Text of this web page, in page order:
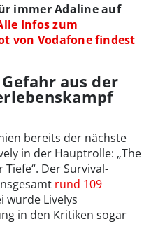
immer Adaline auf
Infos zum
von Vodafone findest
aus der
bereits der nächste
in der Hauptrolle: „The
Der Survival-
rund 109
wurde Livelys
in den Kritiken sogar